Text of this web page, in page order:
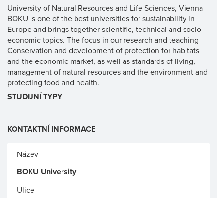
University of Natural Resources and Life Sciences, Vienna
BOKU is one of the best universities for sustainability in
Europe and brings together scientific, technical and socio-
economic topics. The focus in our research and teaching
Conservation and development of protection for habitats
and the economic market, as well as standards of living,
management of natural resources and the environment and
protecting food and health.
STUDIJNÍ TYPY
KONTAKTNÍ INFORMACE
Název
BOKU University
Ulice